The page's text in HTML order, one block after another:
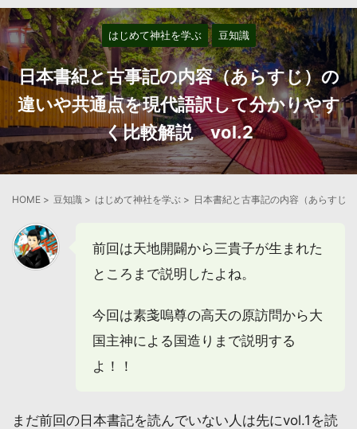
はじめて神社を学ぶ 豆知識
日本書紀と古事記の内容（あらすじ）の
違いや共通点を現代語訳して分かりやす
く比較解説 vol.2
HOME > 豆知識 > はじめて神社を学ぶ > 日本書紀と古事記の内容（あらすじ
前回は天地開闢から三貴子が生まれた
ところまで説明したよね。
今回は素戔嗚尊の高天の原訪問から大
国主神による国造りまで説明する
よ！！
まだ前回の日本書記を読んでいない人は先にvol.1を読